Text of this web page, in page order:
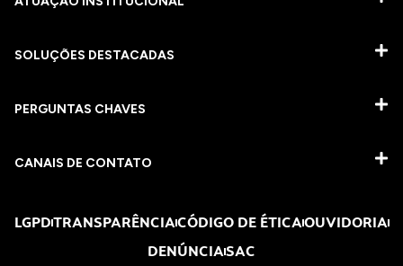
SOLUÇÕES DESTACADAS
PERGUNTAS CHAVES​
CANAIS DE CONTATO
LGPDTRANSPARÊNCIACÓDIGO DE ÉTICAOUVIDORIA
DENÚNCIASAC